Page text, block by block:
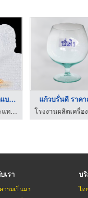
โรงงานผลิตออกแบบถุงล ...
ผลิตถุงลมกันกระแทก พลาสติกกันกระแทกแบบเป่าลม Air Bubble
แก้วบรั่นดี ราคา
เรา
วามเป็นมา
บ
ไท